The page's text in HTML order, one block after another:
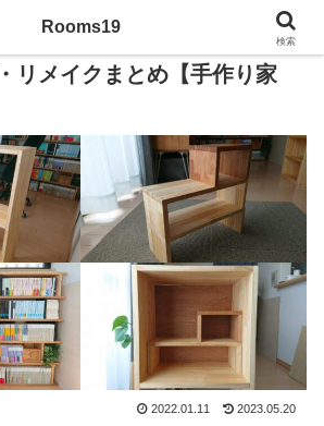
リメイクまとめ【手作り家
2022.01.11 2023.05.20
Rooms19
検索